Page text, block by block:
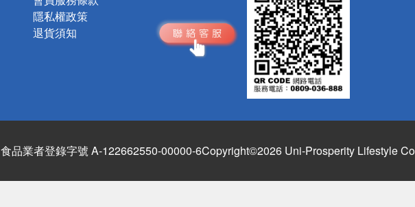
隱私權政策
退貨須知
食品業者登錄字號 A-122662550-00000-6Copyright©2026 Uni-Prosperity Lifestyle